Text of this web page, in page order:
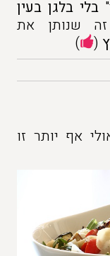
בלי בלגן בעין
שנותן את
(
)
אף יותר זו